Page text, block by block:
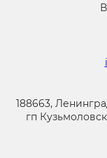
188663,
гп